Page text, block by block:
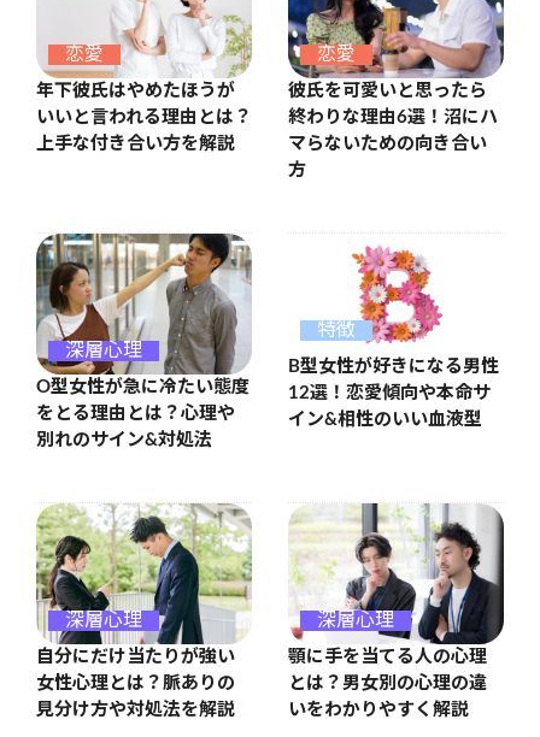
恋愛
年下彼氏はやめたほうが
いいと言われる理由とは？
上手な付き合い方を解説
恋愛
彼氏を可愛いと思ったら
終わりな理由6選！沼にハ
マらないための向き合い
方
深層心理
O型女性が急に冷たい態度
をとる理由とは？心理や
別れのサイン&対処法
特徴
B型女性が好きになる男性
12選！恋愛傾向や本命サ
イン&相性のいい血液型
深層心理
自分にだけ当たりが強い
女性心理とは？脈ありの
見分け方や対処法を解説
深層心理
顎に手を当てる人の心理
とは？男女別の心理の違
いをわかりやすく解説